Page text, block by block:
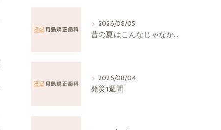
2026/08/05
昔の夏はこんなじゃなかったか
2026/08/04
発災1週間